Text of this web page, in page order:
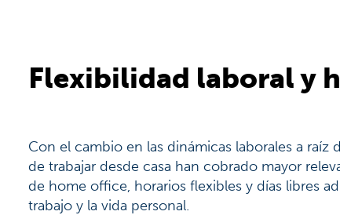
Flexibilidad laboral y
Con el cambio en las dinámicas laborales a raíz
de trabajar desde casa han cobrado mayor
de home office, horarios flexibles y días libres
trabajo y la vida personal.